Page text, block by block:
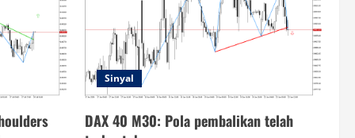
Sinyal
DAX 40 M30: Pola pembalikan telah